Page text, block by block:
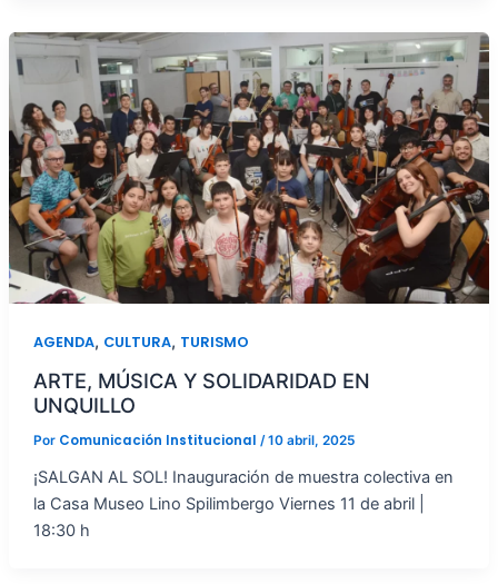
AGENDA, CULTURA, TURISMO
ARTE, MÚSICA Y SOLIDARIDAD EN
UNQUILLO
Por Comunicación Institucional /10 abril, 2025
¡SALGAN AL SOL! Inauguración de muestra colectiva en
la Casa Museo Lino Spilimbergo Viernes 11 de abril |
18:30 h